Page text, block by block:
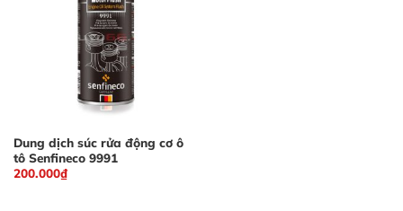
Dung dịch súc rửa động cơ ô
tô Senfineco 9991
200.000₫